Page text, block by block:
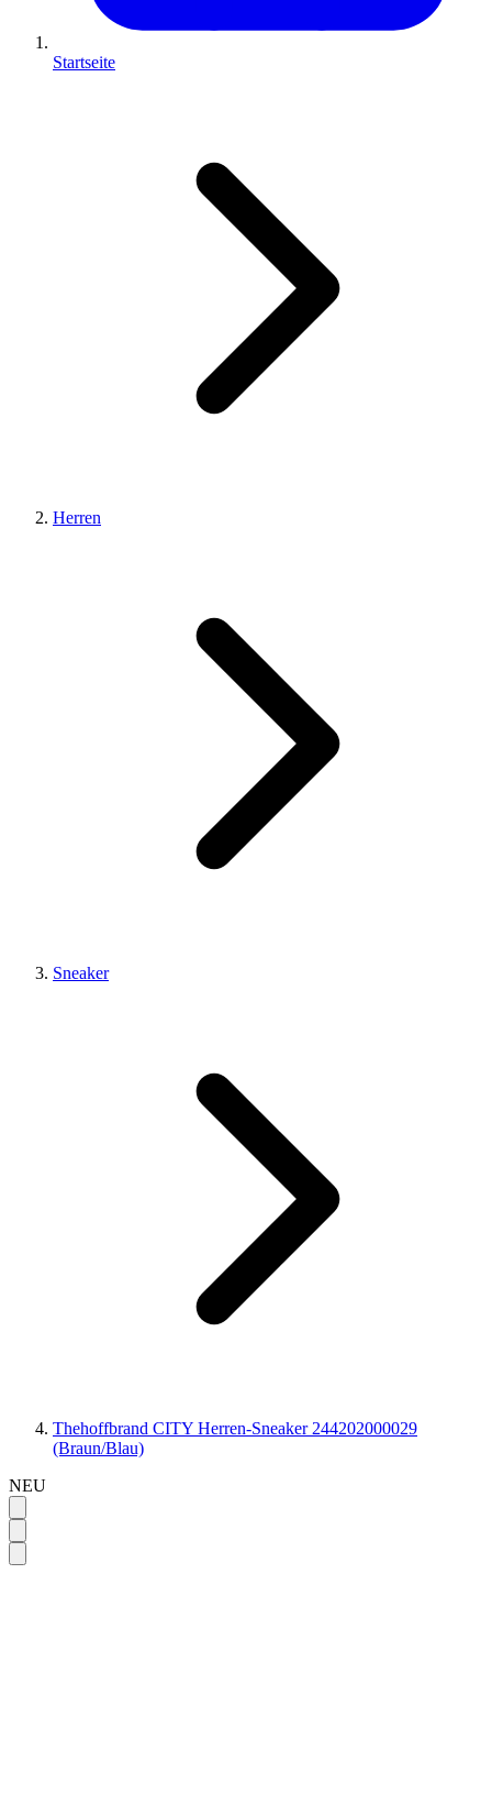
Startseite
Herren
Sneaker
Thehoffbrand CITY Herren-Sneaker 244202000029
(Braun/Blau)
NEU